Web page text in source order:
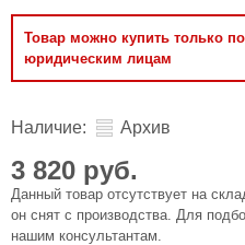
Товар можно купить только
юридическим лицам
Наличие: Архив
3 820 руб.
Данный товар отсутствует на
он снят с производства. Для
нашим консультантам.